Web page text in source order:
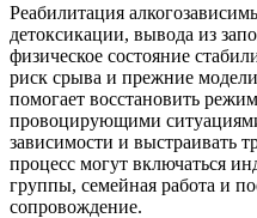
Реабилитация
детоксикации, вывода из
физическое состояние
риск срыва и прежние
помогает восстановить
провоцирующими
зависимости и выстраивать
процесс могут включаться
группы, семейная работа и
сопровождение.